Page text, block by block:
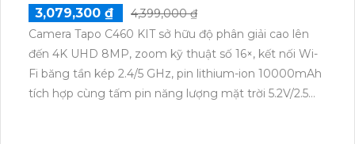
3,079,300 ₫
4,399,000 ₫
Camera Tapo C460 KIT sở hữu độ phân giải cao lên
đến 4K UHD 8MP, zoom kỹ thuật số 16×, kết nối Wi-
Fi băng tần kép 2.4/5 GHz, pin lithium-ion 10000mAh
tích hợp cùng tấm pin năng lượng mặt trời 5.2V/2.5W.